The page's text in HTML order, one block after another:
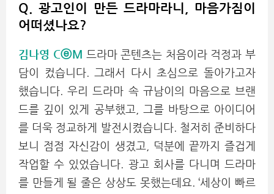
Q. 광고인이 만든 드라마라니, 마음가짐이
어떠셨나요?
김나영 CⓔM 드라마 콘텐츠는 처음이라 걱정과 부
담이 컸습니다. 그래서 다시 초심으로 돌아가고자
했습니다. 우리 드라마 속 규남이의 마음으로 브랜
드를 깊이 있게 공부했고, 그를 바탕으로 아이디어
를 더욱 정교하게 발전시켰습니다. 철저히 준비하다
보니 점점 자신감이 생겼고, 덕분에 끝까지 즐겁게
작업할 수 있었습니다. 광고 회사를 다니며 드라마
를 만들게 될 줄은 상상도 못했는데요. ‘세상이 빠르